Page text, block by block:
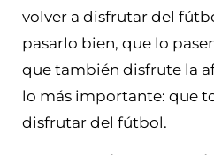
volver a disfrutar del
pasarlo bien, que lo
que también disfrute la
lo más importante: que
disfrutar del fútbol.